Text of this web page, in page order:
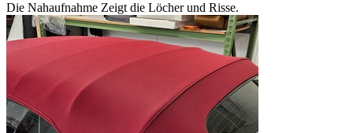
Die Nahaufnahme Zeigt die Löcher und Risse.